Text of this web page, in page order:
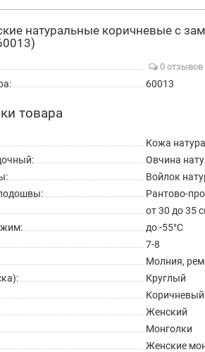
натуральные коричневые с
0 отзывов
60013
товара
Кожа
Овчина
Войлок
Рантово-
от 30 до 35
до -55°C
7-8
Молния,
Круглый
Коричневый
Женский
Монголки
Женские